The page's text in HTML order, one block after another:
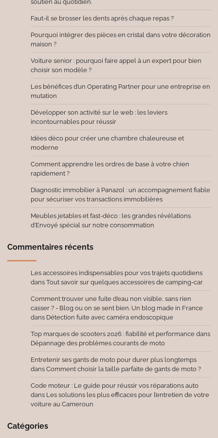
soutien au quotidien.
Faut-il se brosser les dents après chaque repas ?
Pourquoi intégrer des pièces en cristal dans votre décoration
maison ?
Voiture senior : pourquoi faire appel à un expert pour bien
choisir son modèle ?
Les bénéfices d’un Operating Partner pour une entreprise en
mutation
Développer son activité sur le web : les leviers
incontournables pour réussir
Idées déco pour créer une chambre chaleureuse et
moderne
Comment apprendre les ordres de base à votre chien
rapidement ?
Diagnostic immobilier à Panazol : un accompagnement fiable
pour sécuriser vos transactions immobilières
Meubles jetables et fast-déco : les grandes révélations
d’Envoyé spécial sur notre consommation
Commentaires récents
Les accessoires indispensables pour vos trajets quotidiens
dans Tout savoir sur quelques accessoires de camping-car
Comment trouver une fuite d’eau non visible, sans rien
casser ? - Blog ou on se sent bien. Un blog made in France
dans Détection fuite avec caméra endoscopique
Top marques de scooters 2026 : fiabilité et performance dans
Dépannage des problèmes courants de moto
Entretenir ses gants de moto pour durer plus longtemps
dans Comment choisir la taille parfaite de gants de moto ?
Code moteur : Le guide pour réussir vos réparations auto
dans Les solutions les plus efficaces pour l’entretien de votre
voiture au Cameroun
Catégories